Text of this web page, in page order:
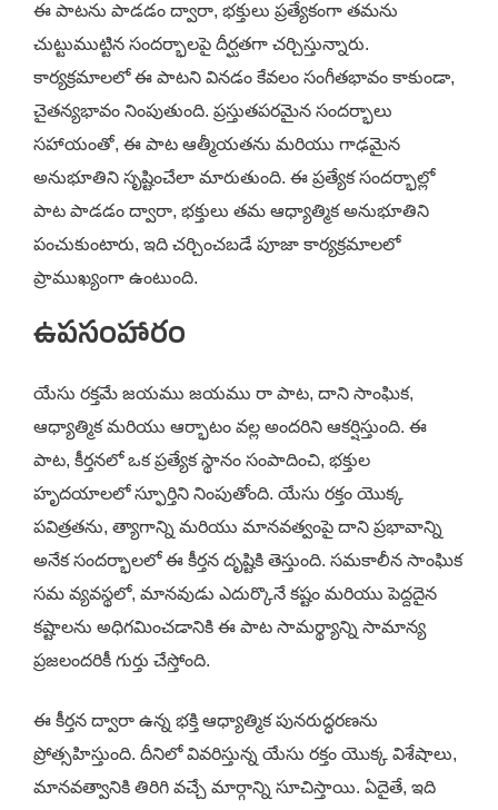
ఈ పాటను పాడడం ద్వారా, భక్తులు ప్రత్యేకంగా తమను
చుట్టుముట్టిన సందర్భాలపై దీర్ఘతగా చర్చిస్తున్నారు.
కార్యక్రమాలలో ఈ పాటని వినడం కేవలం సంగీతభావం కాకుండా,
చైతన్యభావం నింపుతుంది. ప్రస్తుతపరమైన సందర్భాలు
సహాయంతో, ఈ పాట ఆత్మీయతను మరియు గాఢమైన
అనుభూతిని సృష్టించేలా మారుతుంది. ఈ ప్రత్యేక సందర్భాల్లో
పాట పాడడం ద్వారా, భక్తులు తమ ఆధ్యాత్మిక అనుభూతిని
పంచుకుంటారు, ఇది చర్చించబడే పూజా కార్యక్రమాలలో
ప్రాముఖ్యంగా ఉంటుంది.
ఉపసంహారం
యేసు రక్తమే జయము జయము రా పాట, దాని సాంఘిక,
ఆధ్యాత్మిక మరియు ఆర్భాటం వల్ల అందరిని ఆకర్షిస్తుంది. ఈ
పాట, కీర్తనలో ఒక ప్రత్యేక స్థానం సంపాదించి, భక్తుల
హృదయాలలో స్ఫూర్తిని నింపుతోంది. యేసు రక్తం యొక్క
పవిత్రతను, త్యాగాన్ని మరియు మానవత్వంపై దాని ప్రభావాన్ని
అనేక సందర్భాలలో ఈ కీర్తన దృష్టికి తెస్తుంది. సమకాలీన సాంఘిక
సమ వ్యవస్థలో, మానవుడు ఎదుర్కొనే కష్టం మరియు పెద్దదైన
కష్టాలను అధిగమించడానికి ఈ పాట సామర్థ్యాన్ని సామాన్య
ప్రజలందరికీ గుర్తు చేస్తోంది.
ఈ కీర్తన ద్వారా ఉన్న భక్తి ఆధ్యాత్మిక పునరుద్ధరణను
ప్రోత్సహిస్తుంది. దీనిలో వివరిస్తున్న యేసు రక్తం యొక్క విశేషాలు,
మానవత్వానికి తిరిగి వచ్చే మార్గాన్ని సూచిస్తాయి. ఏదైతే, ఇది